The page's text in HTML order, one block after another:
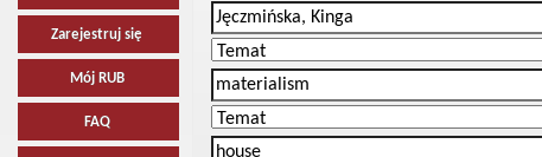
Zarejestruj się
Mój RUB
FAQ